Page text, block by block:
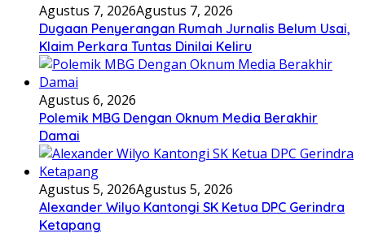
Agustus 7, 2026Agustus 7, 2026
Dugaan Penyerangan Rumah Jurnalis Belum Usai,
Klaim Perkara Tuntas Dinilai Keliru
Agustus 6, 2026
Polemik MBG Dengan Oknum Media Berakhir
Damai
Agustus 5, 2026Agustus 5, 2026
Alexander Wilyo Kantongi SK Ketua DPC Gerindra
Ketapang